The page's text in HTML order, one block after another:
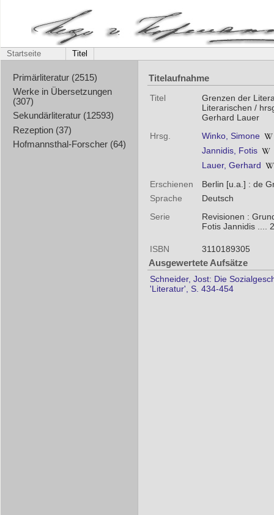
Startseite Titel
Primärliteratur (2515)
Werke in Übersetzungen
(307)
Sekundärliteratur (12593)
Rezeption (37)
Hofmannsthal-Forscher (64)
Titelaufnahme
Titel
Grenzen der
Literarischen /
Gerhard Lauer
Hrsg.
Winko, Simone
Jannidis, Fotis
Lauer, Gerhard
Erschienen
Berlin [u.a.] : de
Sprache
Deutsch
Serie
Revisionen :
Fotis Jannidis .... 2
ISBN 3110189305
Ausgewertete Aufsätze
Schneider, Jost: Die
'Literatur', S. 434-454